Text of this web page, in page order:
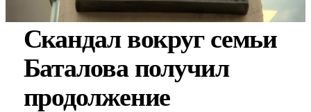
Скандал вокруг семьи
Баталова получил
продолжение